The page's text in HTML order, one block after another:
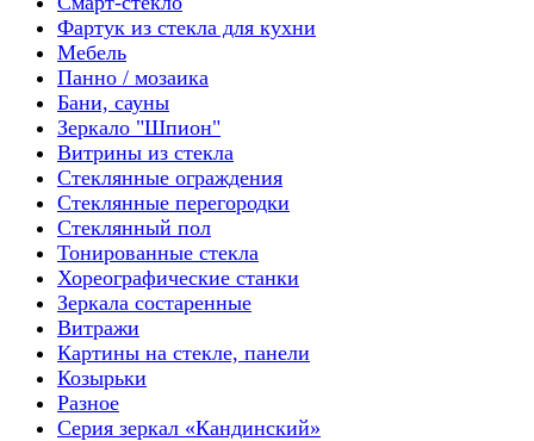
Фартук из стекла для кухни
Мебель
Панно / мозаика
Бани, сауны
Зеркало "Шпион"
Витрины из стекла
Стеклянные ограждения
Стеклянные перегородки
Стеклянный пол
Тонированные стекла
Хореографические станки
Зеркала состаренные
Витражи
Картины на стекле, панели
Козырьки
Разное
Серия зеркал «Кандинский»